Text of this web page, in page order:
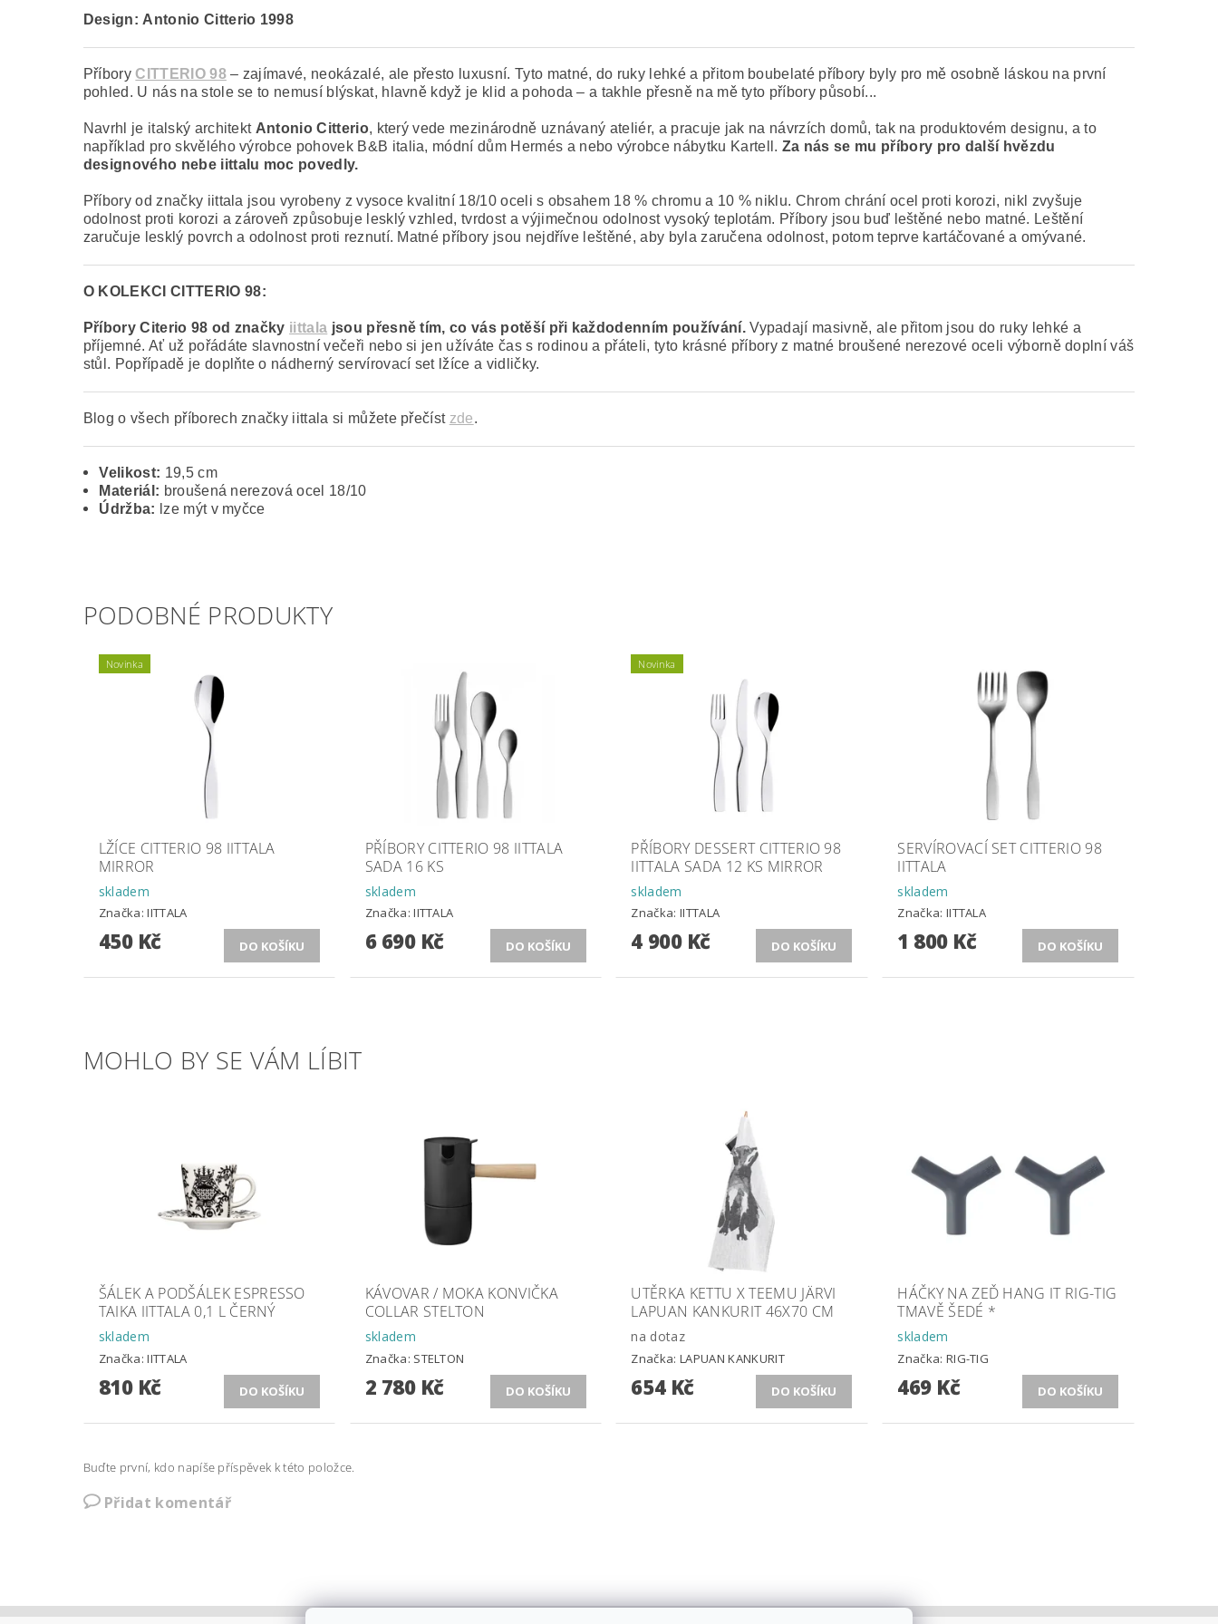
Design: Antonio Citterio 1998
PříboryCITTERIO 98– zajímavé, neokázalé, ale přesto luxusní. Tyto matné, do ruky lehké a přitom boubelaté příbory byly pro mě osobně láskou na první
pohled. U nás na stole se to nemusí blýskat, hlavně když je klid a pohoda – a takhle přesně na mě tyto příbory působí...
Navrhl je italský architekt Antonio Citterio, který vede mezinárodně uznávaný ateliér, a pracuje jak na návrzích domů, tak na produktovém designu, a to
například pro skvělého výrobce pohovek B&B italia, módní dům Hermés a nebo výrobce nábytku Kartell. Za nás se mu příbory pro další hvězdu
designového nebe iittalu moc povedly.
Příbory od značky iittala jsou vyrobeny z vysoce kvalitní 18/10 oceli s obsahem 18 % chromu a 10 % niklu. Chrom chrání ocel proti korozi, nikl zvyšuje
odolnost proti korozi a zároveň způsobuje lesklý vzhled, tvrdost a výjimečnou odolnost vysoký teplotám. Příbory jsou buď leštěné nebo matné. Leštění
zaručuje lesklý povrch a odolnost proti reznutí. Matné příbory jsou nejdříve leštěné, aby byla zaručena odolnost, potom teprve kartáčované a omývané.
O KOLEKCI CITTERIO 98:
Příbory Citerio 98 od značky iittala jsou přesně tím, co vás potěší při každodenním používání.Vypadají masivně, ale přitom jsou do ruky lehké a
příjemné. Ať už pořádáte slavnostní večeři nebo si jen užíváte čas s rodinou a přáteli, tyto krásné příbory z matné broušené nerezové oceli výborně doplní váš
stůl. Popřípadě je doplňte o nádherný servírovací set lžíce a vidličky.
Blog o všech příborech značky iittala si můžete přečíst zde.
Velikost: 19,5 cm
Materiál: broušená nerezová ocel 18/10
Údržba: lze mýt v myčce
PODOBNÉ PRODUKTY
Novinka
LŽÍCE CITTERIO 98 IITTALA
MIRROR
skladem
Značka:IITTALA
450 Kč
PŘÍBORY CITTERIO 98 IITTALA
SADA 16 KS
skladem
Značka:IITTALA
6 690 Kč
Novinka
PŘÍBORY DESSERT CITTERIO 98
IITTALA SADA 12 KS MIRROR
skladem
Značka:IITTALA
4 900 Kč
SERVÍROVACÍ SET CITTERIO 98
IITTALA
skladem
Značka: IITTALA
1 800 Kč
MOHLO BY SE VÁM LÍBIT
ŠÁLEK A PODŠÁLEK ESPRESSO
TAIKA IITTALA 0,1 L ČERNÝ
skladem
Značka:IITTALA
810 Kč
KÁVOVAR / MOKA KONVIČKA
COLLAR STELTON
skladem
Značka: STELTON
2 780 Kč
UTĚRKA KETTU X TEEMU JÄRVI
LAPUAN KANKURIT 46X70 CM
na dotaz
Značka:LAPUAN KANKURIT
654 Kč
HÁČKY NA ZEĎ HANG IT RIG-TIG
TMAVĚ ŠEDÉ *
skladem
Značka: RIG-TIG
469 Kč
Buďte první, kdo napíše příspěvek k této položce.
Přidat komentář